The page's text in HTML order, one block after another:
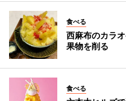
食べる
西麻布のカラ
果物を削る
食べる